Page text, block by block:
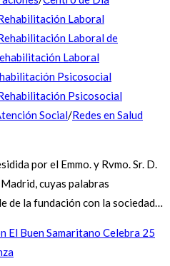
Laboral
Laboral de
Laboral
Psicosocial
Psicosocial
Social/Redes en Salud
por el Emmo. y Rvmo. Sr. D.
cuyas palabras
de la fundación con la sociedad…
El Buen Samaritano Celebra 25